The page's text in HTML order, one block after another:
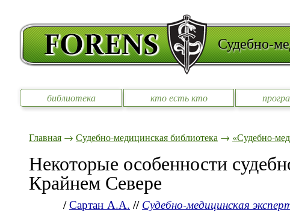
Судебно-
библиотека кто есть кто
Главная → Судебно-медицинская библиотека → «Судебно-
Некоторые особенности
Крайнем Севере
/Сартан А.А. // Судебно-медицинская